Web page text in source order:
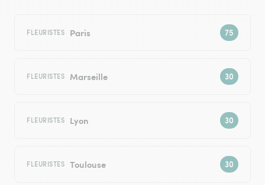
FLEURISTES Paris
FLEURISTES Marseille
FLEURISTES Lyon
FLEURISTES Toulouse